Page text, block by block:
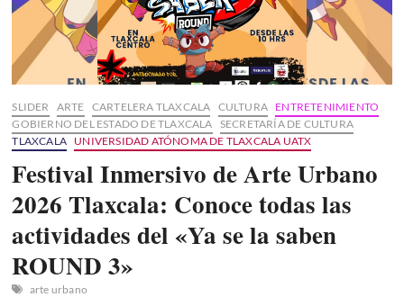
2025
SLIDER ARTE CARTELERA TLAXCALA CULTURA ENTRETENIMIENTO
GOBIERNO DEL ESTADO DE TLAXCALA SECRETARÍA DE CULTURA
TLAXCALA UNIVERSIDAD ATÓNOMA DE TLAXCALA UATX
Festival Inmersivo de Arte Urbano
2026 Tlaxcala: Conoce todas las
actividades del «Ya se la saben
ROUND 3»
arte urbano